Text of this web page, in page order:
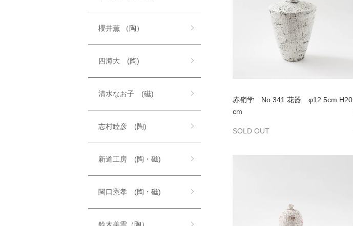
赤嶺学 No.341 花器 φ12.5cm H20
cm
SOLD OUT
櫻井薫 （陶）
四海大 (陶)
清水なお子 (磁)
志村睦彦 (陶)
新道工房 (陶・磁)
関口憲孝 (陶・磁)
鈴木美雲（陶）